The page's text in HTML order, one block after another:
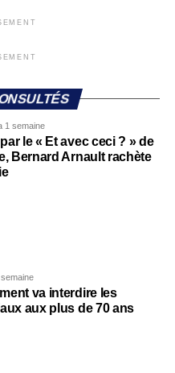
1 semaine
le « Et avec ceci ? » de
Bernard Arnault rachète
va interdire les
aux plus de 70 ans